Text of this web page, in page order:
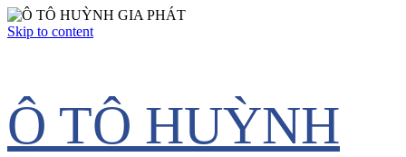
Skip to content
Ô TÔ HUỲNH